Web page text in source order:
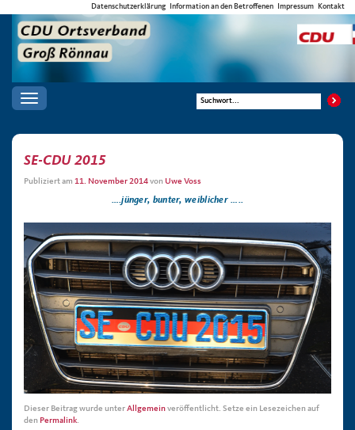
Datenschutzerklärung Information an den Betroffenen Impressum Kontakt
Toggle
navigation
SE-CDU 2015
Publiziert am 11. November 2014von Uwe Voss
….jünger, bunter, weiblicher …..
Dieser Beitrag wurde unterAllgemeinveröffentlicht. Setze ein Lesezeichen auf
den Permalink.